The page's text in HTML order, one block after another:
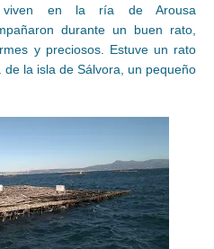
viven en la ría de Arousa
durante un buen rato,
y preciosos. Estuve un rato
la isla de Sálvora, un pequeño